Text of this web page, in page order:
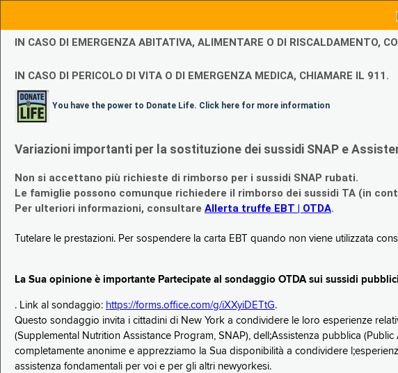
IN CASO DI EMERGENZA ABITATIVA, ALIMENTARE O DI RISCALDAMENTO,
IN CASO DI PERICOLO DI VITA O DI EMERGENZA MEDICA, CHIAMARE IL 911.
You have the power to Donate Life. Click here for more information
Variazioni importanti per la sostituzione dei sussidi SNAP e
Non si accettano più richieste di rimborso per i sussidi SNAP rubati.
Le famiglie possono comunque richiedere il rimborso dei sussidi TA (in
Per ulteriori informazioni, consultare Allerta truffe EBT | OTDA.
Tutelare le prestazioni. Per sospendere la carta EBT quando non viene utilizzata
La Sua opinione è importante Partecipate al sondaggio OTDA sui sussidi pubblici
. Link al sondaggio: https://forms.office.com/g/iXXyiDETtG.
Questo sondaggio invita i cittadini di New York a condividere le loro esperienze
(Supplemental Nutrition Assistance Program, SNAP), dell;Assistenza pubblica
completamente anonime e apprezziamo la Sua disponibilità a condividere
assistenza fondamentali per voi e per gli altri newyorkesi.